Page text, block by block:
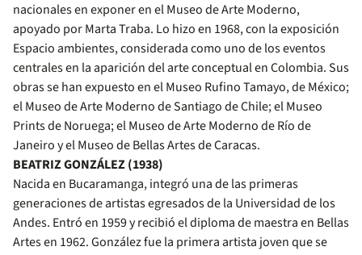
nacionales en exponer en el Museo de Arte Moderno,
apoyado por Marta Traba. Lo hizo en 1968, con la exposición
Espacio ambientes, considerada como uno de los eventos
centrales en la aparición del arte conceptual en Colombia. Sus
obras se han expuesto en el Museo Rufino Tamayo, de México;
el Museo de Arte Moderno de Santiago de Chile; el Museo
Prints de Noruega; el Museo de Arte Moderno de Río de
Janeiro y el Museo de Bellas Artes de Caracas.
BEATRIZ GONZÁLEZ (1938)
Nacida en Bucaramanga, integró una de las primeras
generaciones de artistas egresados de la Universidad de los
Andes. Entró en 1959 y recibió el diploma de maestra en Bellas
Artes en 1962. González fue la primera artista joven que se